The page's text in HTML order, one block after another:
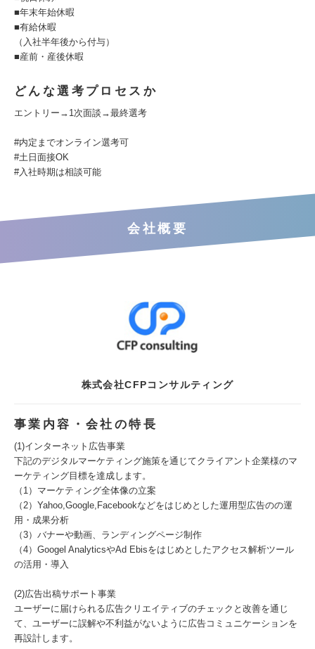
■年末年始休暇
■有給休暇
（入社半年後から付与）
■産前・産後休暇
どんな選考プロセスか
エントリー→1次面談→最終選考
#内定までオンライン選考可
#土日面接OK
#入社時期は相談可能
会社概要
株式会社CFPコンサルティング
事業内容・会社の特長
(1)インターネット広告事業
下記のデジタルマーケティング施策を通じてクライアント企業様のマ
ーケティング目標を達成します。
（1）マーケティング全体像の立案
（2）Yahoo,Google,Facebookなどをはじめとした運用型広告のの運
用・成果分析
（3）バナーや動画、ランディングページ制作
（4）Googel AnalyticsやAd Ebisをはじめとしたアクセス解析ツール
の活用・導入
(2)広告出稿サポート事業
ユーザーに届けられる広告クリエイティブのチェックと改善を通じ
て、ユーザーに誤解や不利益がないように広告コミュニケーションを
再設計します。